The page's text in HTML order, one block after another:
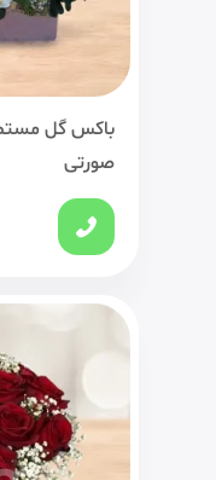
باکس گل
صورتی